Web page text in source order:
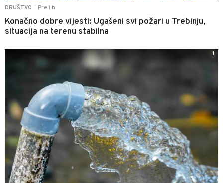
DRUŠTVO Pre 1 h
Konačno dobre vijesti: Ugašeni svi požari u Trebinju,
situacija na terenu stabilna
1